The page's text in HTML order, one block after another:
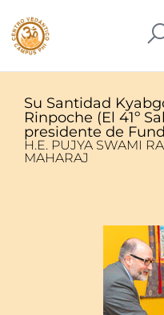
Su Santidad
Rinpoche (El 41º
presidente de
H.E. PUJYA SWAMI
MAHARAJ